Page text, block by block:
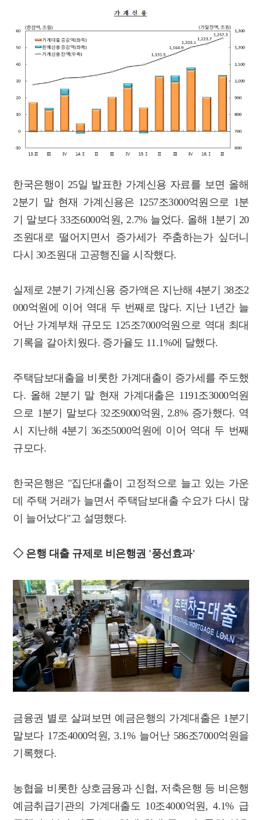
한국은행이 25일 발표한 가계신용 자료를 보면 올해
2분기 말 현재 가계신용은 1257조3000억원으로 1분
기 말보다 33조6000억원, 2.7% 늘었다. 올해 1분기 20
조원대로 떨어지면서 증가세가 주춤하는가 싶더니
다시 30조원대 고공행진을 시작했다.
실제로 2분기 가계신용 증가액은 지난해 4분기 38조2
000억원에 이어 역대 두 번째로 많다. 지난 1년간 늘
어난 가계부채 규모도 125조7000억원으로 역대 최대
기록을 갈아치웠다. 증가율도 11.1%에 달했다.
주택담보대출을 비롯한 가계대출이 증가세를 주도했
다. 올해 2분기 말 현재 가계대출은 1191조3000억원
으로 1분기 말보다 32조9000억원, 2.8% 증가했다. 역
시 지난해 4분기 36조5000억원에 이어 역대 두 번째
규모다.
한국은행은 "집단대출이 고정적으로 늘고 있는 가운
데 주택 거래가 늘면서 주택담보대출 수요가 다시 많
이 늘어났다"고 설명했다.
◇ 은행 대출 규제로 비은행권 '풍선효과'
금융권 별로 살펴보면 예금은행의 가계대출은 1분기
말보다 17조4000억원, 3.1% 늘어난 586조7000억원을
기록했다.
농협을 비롯한 상호금융과 신협, 저축은행 등 비은행
예금취급기관의 가계대출도 10조4000억원, 4.1% 급